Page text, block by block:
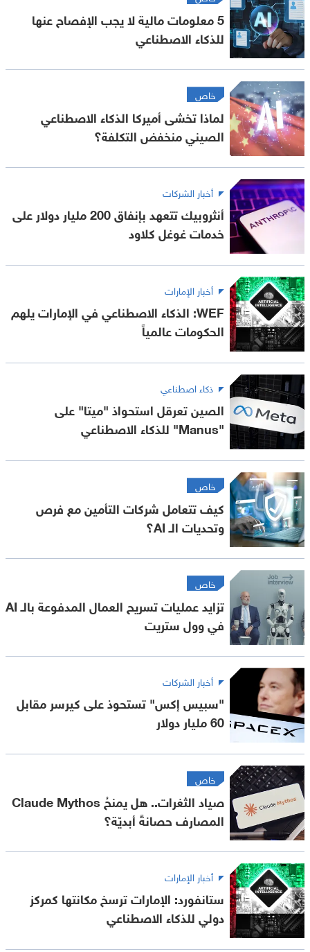
5 معلومات مالية لا يجب الإفصاح عنها
للذكاء الاصطناعي
خاص
لماذا تخشى أميركا الذكاء الاصطناعي
الصيني منخفض التكلفة؟
أخبار الشركات
أنثروبيك تتعهد بإنفاق 200 مليار دولار على
خدمات غوغل كلاود
أخبار الإمارات
WEF: الذكاء الاصطناعي في الإمارات يلهم
الحكومات عالمياً
ذكاء اصطناعي
الصين تعرقل استحواذ "ميتا" على
"Manus" للذكاء الاصطناعي
خاص
كيف تتعامل شركات التأمين مع فرص
وتحديات الـ AI؟
خاص
تزايد عمليات تسريح العمال المدفوعة بالـ AI
في وول ستريت
أخبار الشركات
"سبيس إكس" تستحوذ على كيرسر مقابل
60 مليار دولار
خاص
صياد الثغرات.. هل يمنحُ Claude Mythos
المصارف حصانةً أبديّة؟
أخبار الإمارات
ستانفورد: الإمارات ترسخ مكانتها كمركز
دولي للذكاء الاصطناعي